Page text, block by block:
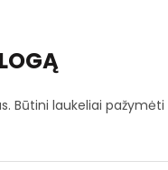
Būtini laukeliai pažymėti